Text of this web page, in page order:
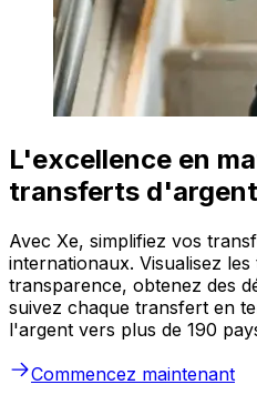
L'excellence en
transferts
Avec Xe, simplifiez vos
internationaux. Visualisez
transparence, obtenez des
suivez chaque transfert en
l'argent vers plus de 190
Commencez maintenant